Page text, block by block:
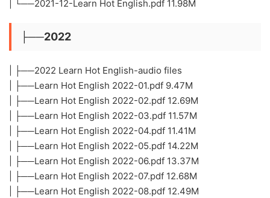
| └──2021-12-Learn Hot English.pdf 11.98M
├──2022
| ├──2022 Learn Hot English-audio files
| ├──Learn Hot English 2022-01.pdf 9.47M
| ├──Learn Hot English 2022-02.pdf 12.69M
| ├──Learn Hot English 2022-03.pdf 11.57M
| ├──Learn Hot English 2022-04.pdf 11.41M
| ├──Learn Hot English 2022-05.pdf 14.22M
| ├──Learn Hot English 2022-06.pdf 13.37M
| ├──Learn Hot English 2022-07.pdf 12.68M
| ├──Learn Hot English 2022-08.pdf 12.49M